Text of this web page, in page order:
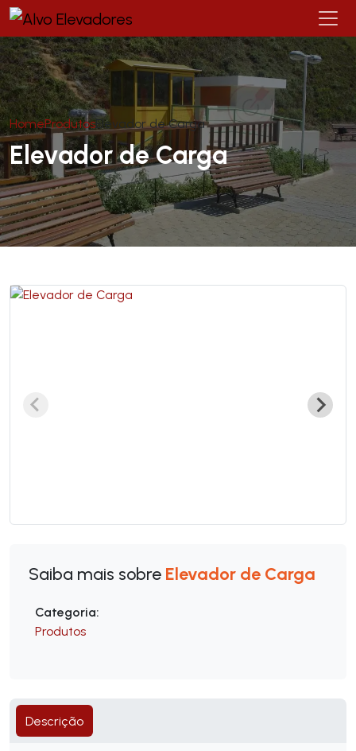
HomeProdutosElevador de Carga
Elevador de Carga
Saiba mais sobre Elevador de Carga
Categoria:
Produtos
Descrição